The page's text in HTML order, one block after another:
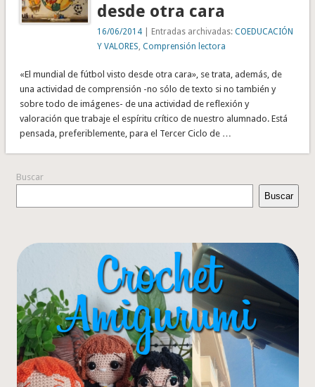
desde otra cara
16/06/2014 | Entradas archivadas:COEDUCACIÓN
Y VALORES ,Comprensión lectora
«El mundial de fútbol visto desde otra cara», se trata, además, de
una actividad de comprensión -no sólo de texto si no también y
sobre todo de imágenes- de una actividad de reflexión y
valoración que trabaje el espíritu crítico de nuestro alumnado. Está
pensada, preferiblemente, para el Tercer Ciclo de …
Buscar
Buscar